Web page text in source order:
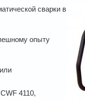
сварки в
опыту
4110,